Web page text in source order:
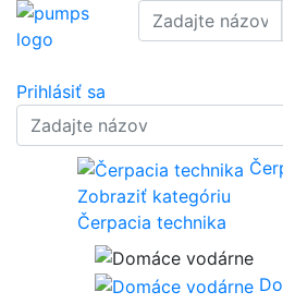
Prihlásiť sa
Zobraziť kategóriu
Čerpacia technika